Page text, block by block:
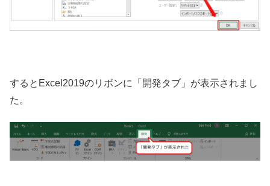
するとExcel2019のリボンに「開発タブ」が表示されまし
た。